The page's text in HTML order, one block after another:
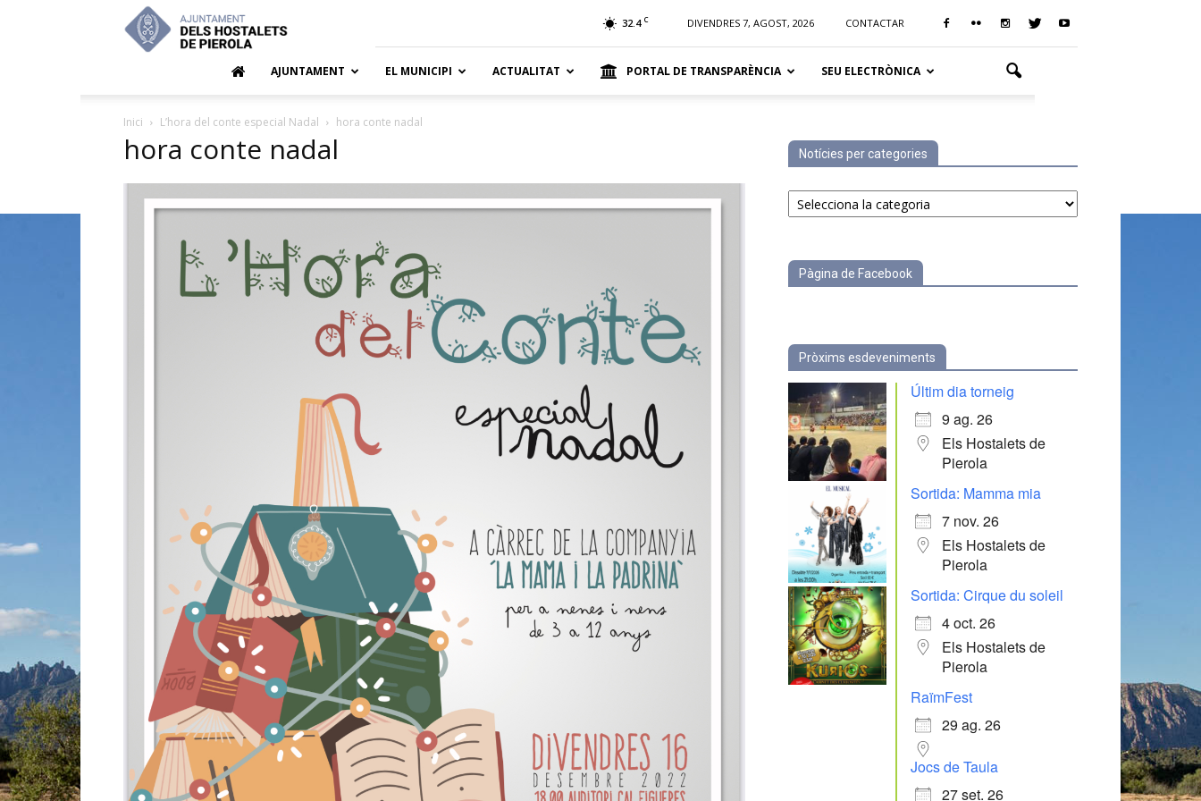
Hostalets
de
32.4 C DIVENDRES 7, AGOST, 2026 CONTACTAR
AJUNTAMENT EL MUNICIPI ACTUALITAT PORTAL DE TRANSPARÈNCIA SEU ELECTRÒNICA
Inici L’hora del conte especial Nadal hora conte nadal
hora conte nadal Notícies per categories
Notícies
per
Pàgina de Facebook
Pròxims esdeveniments
Últim dia torneig
9 ag. 26
Els Hostalets de
Pierola
Sortida: Mamma mia
7 nov. 26
Els Hostalets de
Pierola
Sortida: Cirque du soleil
4 oct. 26
Els Hostalets de
Pierola
RaïmFest
29 ag. 26
Jocs de Taula
27 set. 26